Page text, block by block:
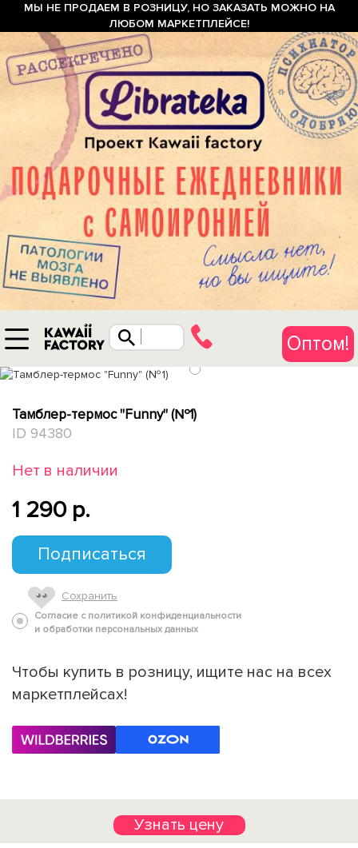
МЫ НЕ ПРОДАЕМ В РОЗНИЦУ, НО ЗАКАЗАТЬ МОЖНО НА
ЛЮБОМ МАРКЕТПЛЕЙСЕ!
Оптом!
Тамблер-термос "Funny" (№1)
ID 94380
Нет в наличии
1 290 p.
Подписаться
Сохранить
Согласие с политикой конфиденциальности
и обработки персональных данных
Чтобы купить в розницу, ищите нас на всех
маркетплейсах!
Узнать цену